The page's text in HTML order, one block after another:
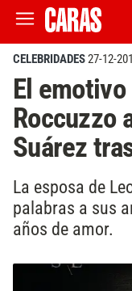
CELEBRIDADES27-12-
El
Roccuzzo
Suárez
La esposa de
palabras a sus
años de amor.